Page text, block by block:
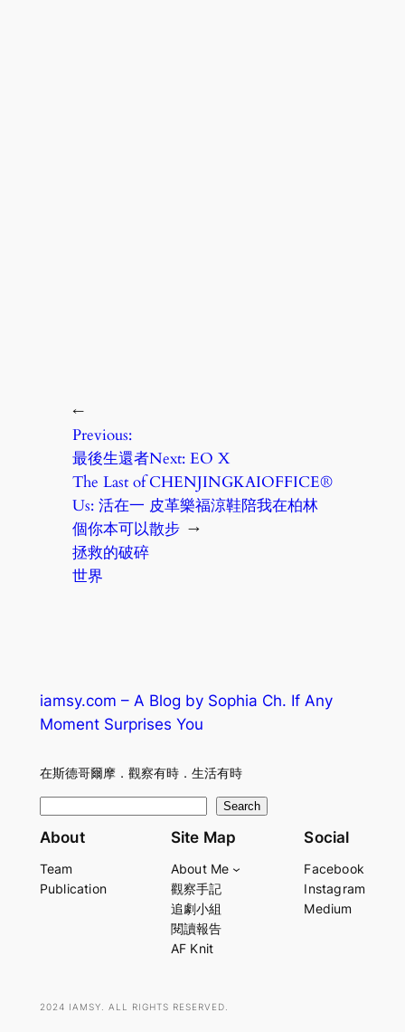
←
Previous:
最後生還者
The Last of
Us: 活在一
個你本可以
拯救的破碎
世界
Next:EO X
CHENJINGKAIOFFICE®
皮革樂福涼鞋陪我在柏林
散步 →
iamsy.com – A Blog by Sophia Ch. If Any
Moment Surprises You
在斯德哥爾摩．觀察有時．生活有時
e
r
Search
About
Team
Publication
Site Map
About Me
觀察手記
追劇小組
閱讀報告
AF Knit
Social
Facebook
Instagram
Medium
2024 IAMSY. ALL RIGHTS RESERVED.